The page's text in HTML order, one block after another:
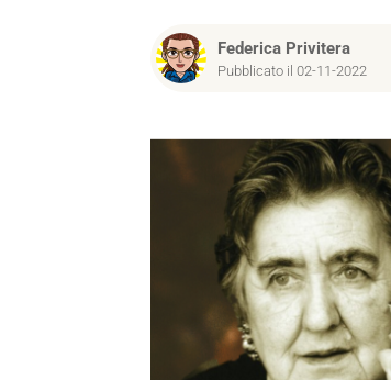
Federica Privitera
Pubblicato il 02-11-2022